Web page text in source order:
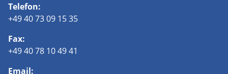
Telefon:
+49 40 73 09 15 35
Fax:
+49 40 78 10 49 41
Email: